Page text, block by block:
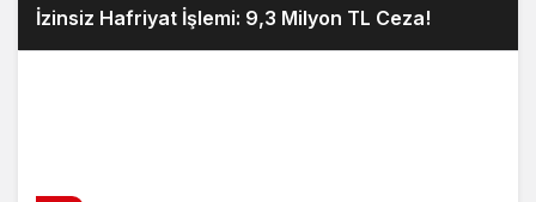
İzinsiz Hafriyat İşlemi: 9,3 Milyon TL Ceza!